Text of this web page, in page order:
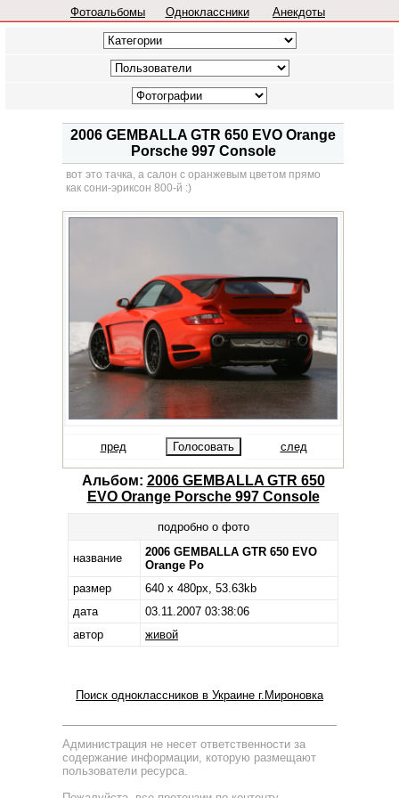
Фотоальбомы Одноклассники Анекдоты
2006 GEMBALLA GTR 650 EVO Orange
Porsche 997 Console
вот это тачка, а салон с оранжевым цветом прямо
как сони-эриксон 800-й :)
пред след
Альбом: 2006 GEMBALLA GTR 650
EVO Orange Porsche 997 Console
подробно о фото
название
2006 GEMBALLA GTR 650 EVO
Orange Po
размер
640 x 480px, 53.63kb
дата
03.11.2007 03:38:06
автор
живой
Поиск одноклассников в Украине г.Мироновка
Администрация не несет ответственности за
содержание информации, которую размещают
пользователи ресурса.